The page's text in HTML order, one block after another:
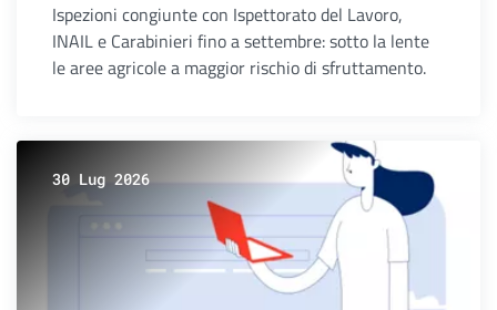
Ispezioni congiunte con Ispettorato del Lavoro,
INAIL e Carabinieri fino a settembre: sotto la lente
le aree agricole a maggior rischio di sfruttamento.
30 Lug 2026